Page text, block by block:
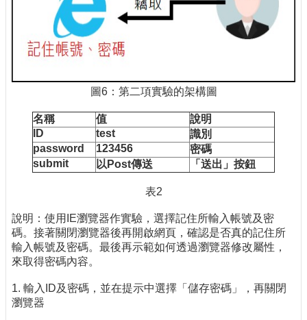
圖6：第二項實驗的架構圖
名稱 值
說明
ID
test
識別
password
123456
密碼
submit
以Post傳送 「送出」按鈕
表2
說明：使用IE瀏覽器作實驗，選擇記住所輸入帳號及密
碼。接著關閉瀏覽器後再開啟網頁，確認是否真的記住所
輸入帳號及密碼。最後再示範如何透過瀏覽器修改屬性，
來取得密碼內容。
1. 輸入ID及密碼，並在提示中選擇「儲存密碼」，再關閉
瀏覽器